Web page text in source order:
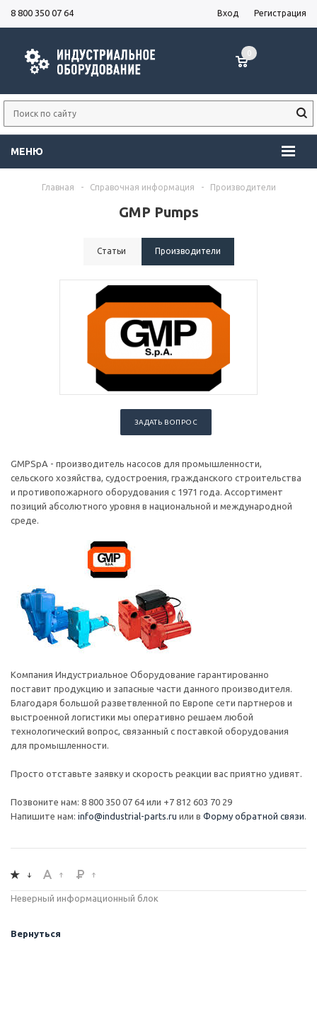
8 800 350 07 64 Вход Регистрация
МЕНЮ
0
Главная - Справочная информация - Производители
GMP Pumps
Статьи Производители
ЗАДАТЬ ВОПРОС
GMPSpA - производитель насосов для промышленности,
сельского хозяйства, судостроения, гражданского строительства
и противопожарного оборудования с 1971 года. Ассортимент
позиций абсолютного уровня в национальной и международной
среде.
Компания Индустриальное Оборудование гарантированно
поставит продукцию и запасные части данного производителя.
Благодаря большой разветвленной по Европе сети партнеров и
выстроенной логистики мы оперативно решаем любой
технологический вопрос, связанный с поставкой оборудования
для промышленности.
Просто отставьте заявку и скорость реакции вас приятно удивят.
Позвоните нам: 8 800 350 07 64 или +7 812 603 70 29
Напишите нам: info@industrial-parts.ru или в Форму обратной связи.
Неверный информационный блок
Вернуться